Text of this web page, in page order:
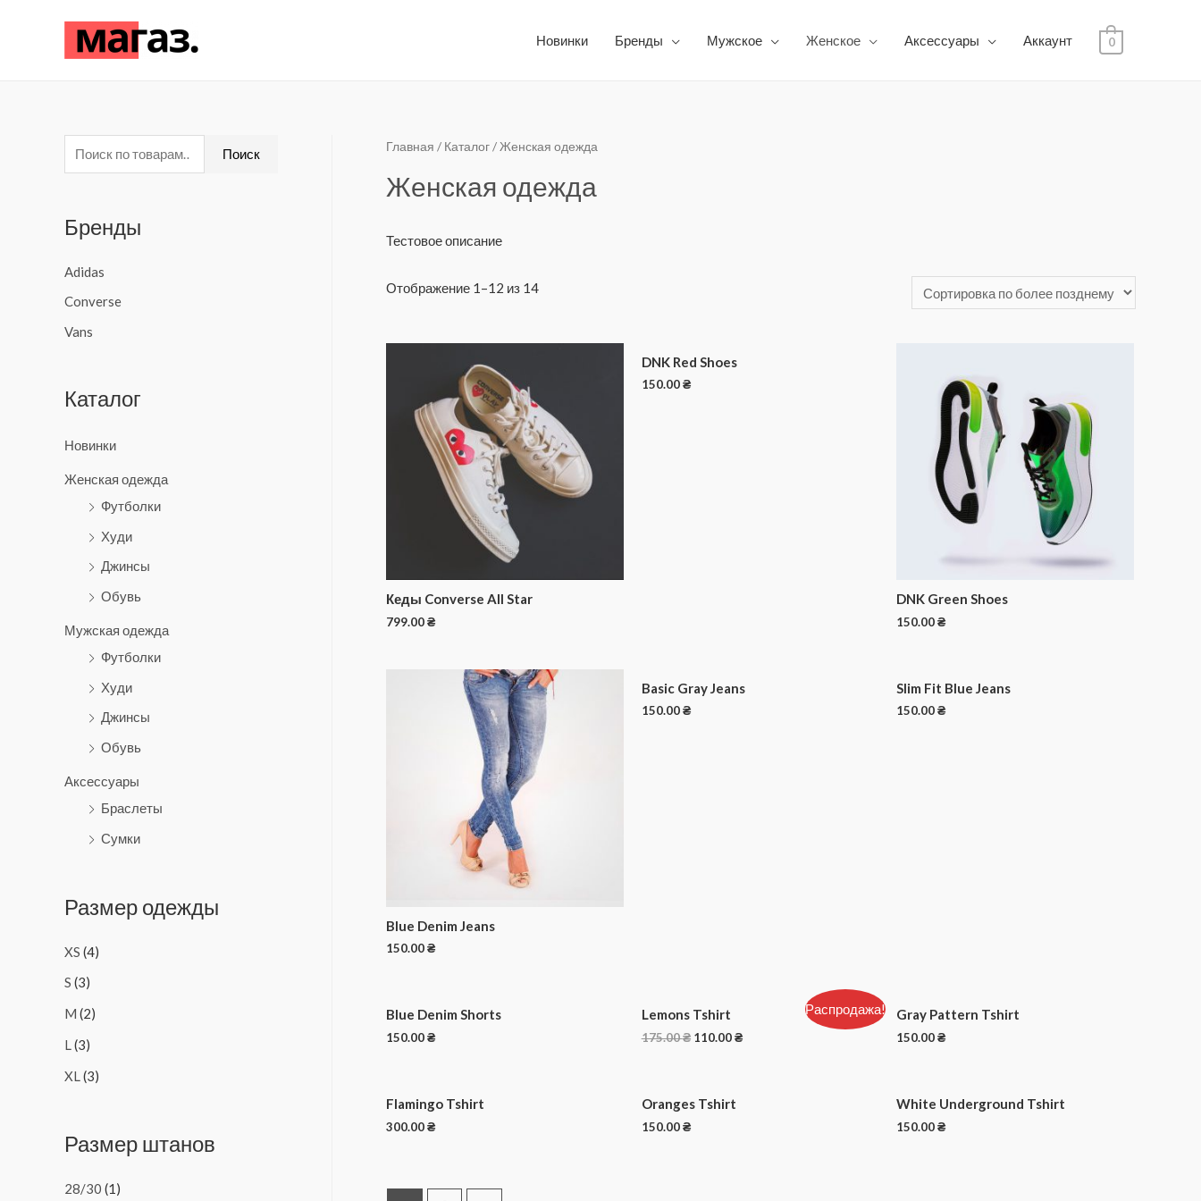
Новинки Бренды Мужское Женское Аксессуары Аккаунт 0
с
а
ь
:
Поиск
Бренды
Adidas
Converse
Vans
Каталог
Новинки
Женская одежда
Футболки
Худи
Джинсы
Обувь
Мужская одежда
Футболки
Худи
Джинсы
Обувь
Аксессуары
Браслеты
Сумки
Размер одежды
XS (4)
S (3)
M (2)
L(3)
XL(3)
Размер штанов
28/30 (1)
Главная / Каталог/ Женская одежда
Женская одежда
Тестовое описание
Отображение 1–12 из 14
Кеды Converse All Star
799.00₴
DNK Red Shoes
150.00₴
DNK Green Shoes
150.00₴
Blue Denim Jeans
150.00₴
Basic Gray Jeans
150.00₴
Slim Fit Blue Jeans
150.00₴
Blue Denim Shorts
150.00₴
Распродажа!
Lemons Tshirt
175.00₴ 110.00₴
Gray Pattern Tshirt
150.00₴
Flamingo Tshirt
300.00₴
Oranges Tshirt
150.00₴
White Underground Tshirt
150.00₴